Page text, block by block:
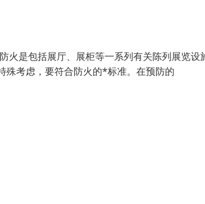
火是包括展厅、展柜等一系列有关陈列展览设
殊考虑，要符合防火的*标准。在预防的